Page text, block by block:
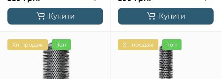
Купити Купити
Хіт продаж Топ Хіт продаж Топ